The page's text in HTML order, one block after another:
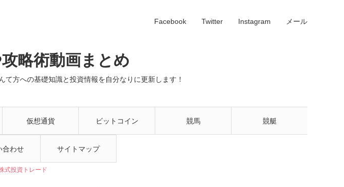
略術動画まとめ
方への基礎知識と投資情報を自分なりに更新します！
仮想通貨 ビットコイン 競馬 競艇
合わせ サイトマップ
Facebook Twitter Instagram メール
式投資トレード